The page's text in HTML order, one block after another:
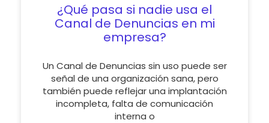
¿Qué pasa si nadie usa el
Canal de Denuncias en mi
empresa?
Un Canal de Denuncias sin uso puede ser
señal de una organización sana, pero
también puede reflejar una implantación
incompleta, falta de comunicación
interna o